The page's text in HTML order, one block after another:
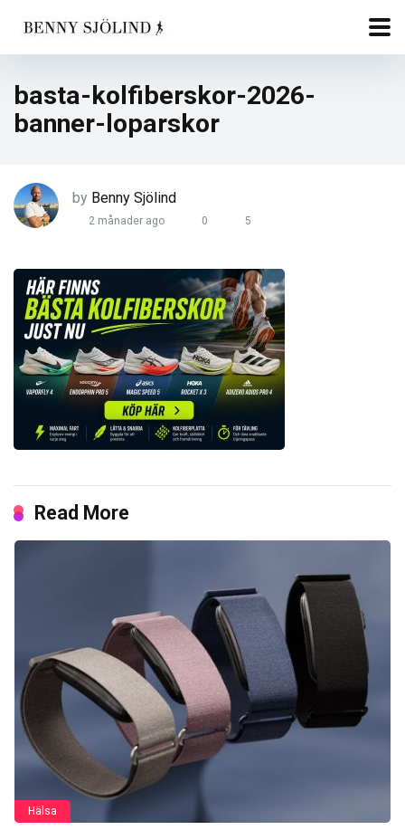
basta-kolfiberskor-2026-
banner-loparskor
by Benny Sjölind
2 månader ago 0 5
Read More
Hälsa